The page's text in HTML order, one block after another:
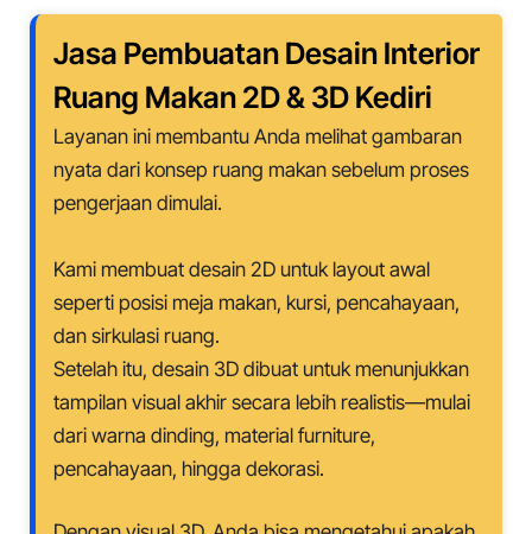
Jasa Pembuatan Desain Interior
Ruang Makan 2D & 3D Kediri
Layanan ini membantu Anda melihat gambaran
nyata dari konsep ruang makan sebelum proses
pengerjaan dimulai.
Kami membuat desain 2D untuk layout awal
seperti posisi meja makan, kursi, pencahayaan,
dan sirkulasi ruang.
Setelah itu, desain 3D dibuat untuk menunjukkan
tampilan visual akhir secara lebih realistis—mulai
dari warna dinding, material furniture,
pencahayaan, hingga dekorasi.